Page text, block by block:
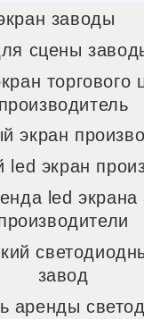
заводы
сцены
торгового
производитель
экран
led экран
led экрана
завод
аренды